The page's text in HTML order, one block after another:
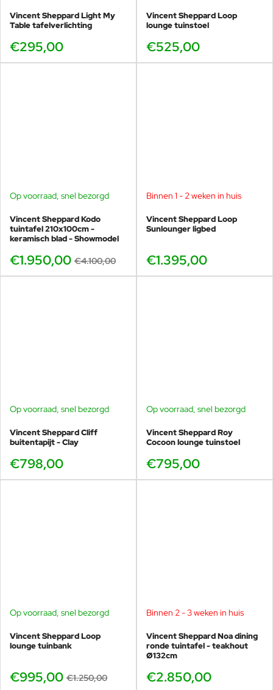
Vincent Sheppard Light My
Table tafelverlichting
€295,00
Vincent Sheppard Loop
lounge tuinstoel
€525,00
SHOWMODEL
Op voorraad, snel bezorgd
Vincent Sheppard Kodo
tuintafel 210x100cm -
keramisch blad - Showmodel
€1.950,00 €4.100,00
Binnen 1 - 2 weken in huis
Vincent Sheppard Loop
Sunlounger ligbed
€1.395,00
Op voorraad, snel bezorgd
Vincent Sheppard Cliff
buitentapijt - Clay
€798,00
Op voorraad, snel bezorgd
Vincent Sheppard Roy
Cocoon lounge tuinstoel
€795,00
-20%
Op voorraad, snel bezorgd
Vincent Sheppard Loop
lounge tuinbank
€995,00 €1.250,00
Binnen 2 - 3 weken in huis
Vincent Sheppard Noa dining
ronde tuintafel - teakhout
Ø132cm
€2.850,00